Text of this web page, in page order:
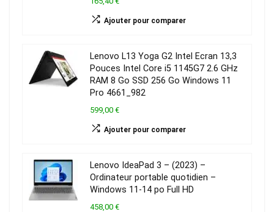
Ajouter pour comparer
Lenovo L13 Yoga G2 Intel Ecran 13,3
Pouces Intel Core i5 1145G7 2.6 GHz
RAM 8 Go SSD 256 Go Windows 11
Pro 4661_982
599,00 €
Ajouter pour comparer
Lenovo IdeaPad 3 – (2023) –
Ordinateur portable quotidien –
Windows 11-14 po Full HD
458,00 €